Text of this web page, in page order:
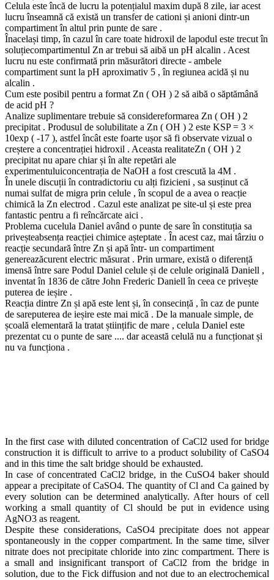
Celula este încă de lucru la potențialul maxim după 8 zile, iar acest
lucru înseamnă că există un transfer de cationi și anioni dintr-un
compartiment în altul prin punte de sare .
Înacelași timp, în cazul în care toate hidroxil de lapodul este trecut în
soluțiecompartimentul Zn ar trebui să aibă un pH alcalin . Acest
lucru nu este confirmată prin măsurători directe - ambele
compartiment sunt la pH aproximativ 5 , în regiunea acidă și nu
alcalin .
Cum este posibil pentru a format Zn ( OH ) 2 să aibă o săptămână
de acid pH ?
Analize suplimentare trebuie să considereformarea Zn ( OH ) 2
precipitat . Produsul de solubilitate a Zn ( OH ) 2 este KSP = 3 ×
10exp ( -17 ), astfel încât este foarte ușor să fi observate vizual o
creștere a concentrației hidroxil . Aceasta realitateZn ( OH ) 2
precipitat nu apare chiar și în alte repetări ale
experimentuluiconcentrația de NaOH a fost crescută la 4M .
În unele discuții în contradictoriu cu alți fizicieni , sa susținut că
numai sulfat de migra prin celule , în scopul de a avea o reacție
chimică la Zn electrod . Cazul este analizat pe site-ul și este prea
fantastic pentru a fi reîncărcate aici .
Problema cucelula Daniel având o punte de sare în constituția sa
priveșteabsența reacției chimice așteptate . În acest caz, mai târziu o
reacție secundară între Zn și apă într- un compartiment
genereazăcurent electric măsurat . Prin urmare, există o diferență
imensă între sare Podul Daniel celule și de celule originală Daniell ,
inventat în 1836 de către John Frederic Daniell în ceea ce privește
puterea de ieșire .
Reacția dintre Zn și apă este lent și, în consecință , în caz de punte
de sareputerea de ieșire este mai mică . De la manuale simple, de
școală elementară la tratat științific de mare , celula Daniel este
prezentat cu o punte de sare .... dar această celulă nu a funcționat și
nu va funcționa .
In the first case with diluted concentration of CaCl2 used for bridge
construction it is difficult to arrive to a product solubility of CaSO4
and in this time the salt bridge should be exhausted.
In case of concentrated CaCl2 bridge, in the CuSO4 baker should
appear a precipitate of CaSO4. The quantity of Cl and Ca gained by
every solution can be determined analytically. After hours of cell
working a small quantity of Cl should be put in evidence using
AgNO3 as reagent.
Despite these considerations, CaSO4 precipitate does not appear
spontaneously in the copper compartment. In the same time, silver
nitrate does not precipitate chloride into zinc compartment. There is
a small and insignificant transport of CaCl2 from the bridge in
solution, due to the Fick diffusion and not due to an electrochemical